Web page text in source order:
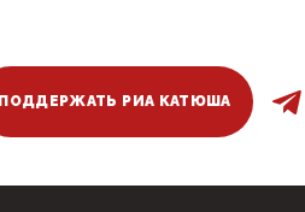
ПОДДЕРЖАТЬ РИА КАТЮША